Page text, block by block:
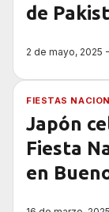
de
2 de mayo, 2025
FIESTAS
Japón
Fiesta
en